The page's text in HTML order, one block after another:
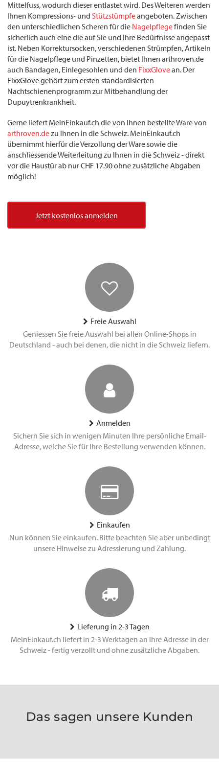
Mittelfuss, wodurch dieser entlastet wird. Des Weiteren werden
Ihnen Kompressions- und Stützstümpfeangeboten. Zwischen
den unterschiedlichen Scheren für die Nagelpflegefinden Sie
sicherlich auch eine die auf Sie und Ihre Bedürfnisse angepasst
ist. Neben Korrektursocken, verschiedenen Strümpfen, Artikeln
für die Nagelpflege und Pinzetten, bietet Ihnen arthroven.de
auch Bandagen, Einlegesohlen und den FixxGlovean. Der
FixxGlove gehört zum ersten standardisierten
Nachtschienenprogramm zur Mitbehandlung der
Dupuytrenkrankheit.
Gerne liefert MeinEinkauf.ch die von Ihnen bestellte Ware von
arthroven.dezu Ihnen in die Schweiz. MeinEinkauf.ch
übernimmt hierfür die Verzollung der Ware sowie die
anschliessende Weiterleitung zu Ihnen in die Schweiz - direkt
vor die Haustür ab nur CHF 17.90 ohne zusätzliche Abgaben
möglich!
Jetzt kostenlos anmelden
Freie Auswahl
Geniessen Sie freie Auswahl bei allen Online-Shops in
Deutschland - auch bei denen, die nicht in die Schweiz liefern.
Anmelden
Sichern Sie sich in wenigen Minuten Ihre persönliche Email-
Adresse, welche Sie für Ihre Bestellung verwenden können.
Einkaufen
Nun können Sie einkaufen. Bitte beachten Sie aber unbedingt
unsere Hinweise zu Adressierung und Zahlung.
Lieferung in 2-3 Tagen
MeinEinkauf.ch liefert in 2-3 Werktagen an Ihre Adresse in der
Schweiz - fertig verzollt und ohne zusätzliche Abgaben.
Das sagen unsere Kunden